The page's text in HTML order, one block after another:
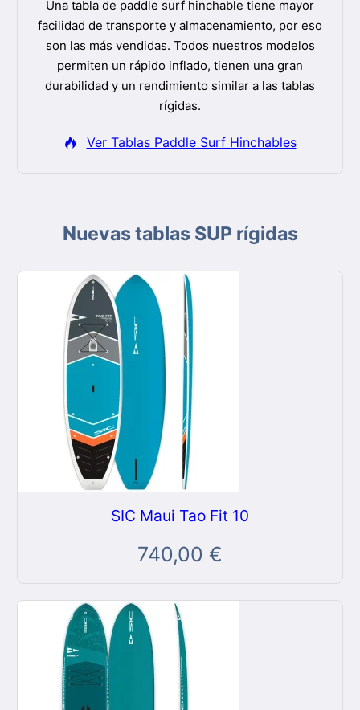
Una tabla de paddle surf hinchable tiene mayor
facilidad de transporte y almacenamiento, por eso
son las más vendidas. Todos nuestros modelos
permiten un rápido inflado, tienen una gran
durabilidad y un rendimiento similar a las tablas
rígidas.
Ver Tablas Paddle Surf Hinchables
Nuevas tablas SUP rígidas
SIC Maui Tao Fit 10
740,00 €